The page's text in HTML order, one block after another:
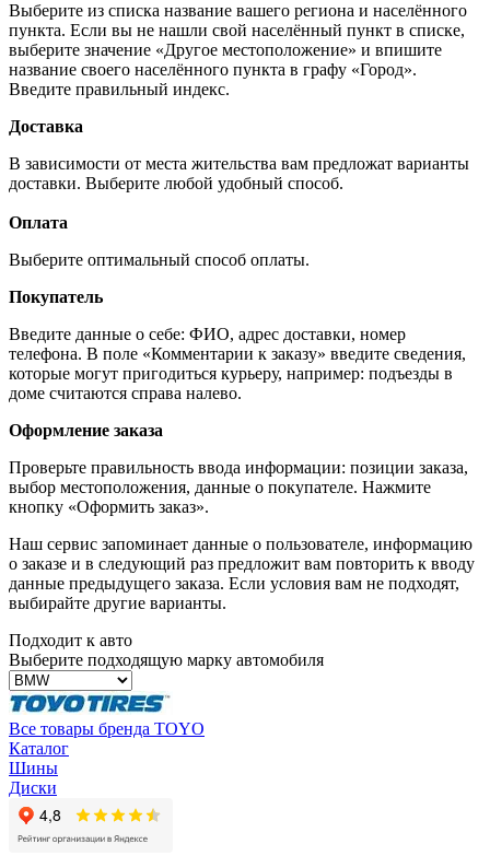
Выберите из списка название вашего региона и населённого
пункта. Если вы не нашли свой населённый пункт в списке,
выберите значение «Другое местоположение» и впишите
название своего населённого пункта в графу «Город».
Введите правильный индекс.
Доставка
В зависимости от места жительства вам предложат варианты
доставки. Выберите любой удобный способ.
Оплата
Выберите оптимальный способ оплаты.
Покупатель
Введите данные о себе: ФИО, адрес доставки, номер
телефона. В поле «Комментарии к заказу» введите сведения,
которые могут пригодиться курьеру, например: подъезды в
доме считаются справа налево.
Оформление заказа
Проверьте правильность ввода информации: позиции заказа,
выбор местоположения, данные о покупателе. Нажмите
кнопку «Оформить заказ».
Наш сервис запоминает данные о пользователе, информацию
о заказе и в следующий раз предложит вам повторить к вводу
данные предыдущего заказа. Если условия вам не подходят,
выбирайте другие варианты.
Подходит к авто
Выберите подходящую марку автомобиля
Все товары бренда TOYO
Каталог
Шины
Диски